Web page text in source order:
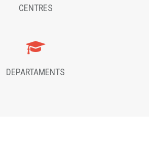
CENTRES
DEPARTAMENTS